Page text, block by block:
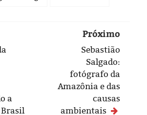
a
Próximo
Sebastião
Salgado:
fotógrafo da
Amazônia e das
causas
ambientais